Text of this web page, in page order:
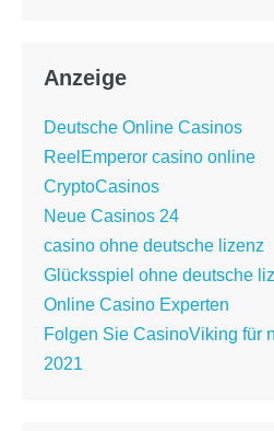
Anzeige
Deutsche Online Casinos
ReelEmperor casino online
CryptoCasinos
Neue Casinos 24
casino ohne deutsche lizenz
Glücksspiel ohne deutsche
Online Casino Experten
Folgen Sie CasinoViking für
2021